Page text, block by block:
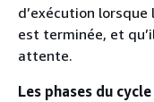
d’exécution
est terminée, et
attente.
Les phases du